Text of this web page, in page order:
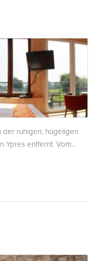
ruhigen, hügeligen
Ypres entfernt. Vom...